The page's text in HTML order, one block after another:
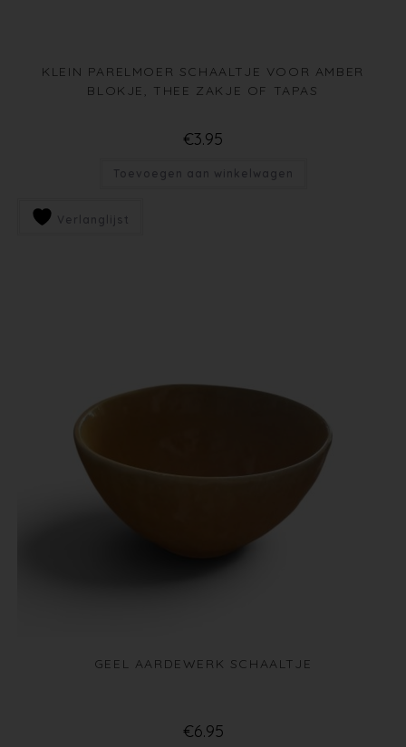
KLEIN PARELMOER SCHAALTJE VOOR AMBER
BLOKJE, THEE ZAKJE OF TAPAS
€3.95
Toevoegen aan winkelwagen
Verlanglijst
GEEL AARDEWERK SCHAALTJE
€6.95